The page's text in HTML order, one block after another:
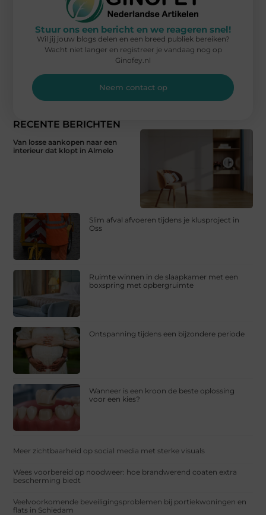
RECENTE BERICHTEN
Van losse aankopen naar een
interieur dat klopt in Almelo
Slim afval afvoeren tijdens je klusproject in
Oss
Ruimte winnen in de slaapkamer met een
boxspring met opbergruimte
Ontspanning tijdens een bijzondere periode
Wanneer is een kroon de beste oplossing
voor een kies?
Meer zichtbaarheid op social media met sterke visuals
Wees voorbereid op noodweer: hoe brandwerend coaten extra
bescherming biedt
Veelvoorkomende beveiligingsproblemen bij portiekwoningen en
flats in Schiedam
Stuur ons een bericht en we reageren snel!
Wil jij jouw blogs delen en een breed publiek bereiken?
Wacht niet langer en registreer je vandaag nog op
Ginofey.nl
Neem contact op